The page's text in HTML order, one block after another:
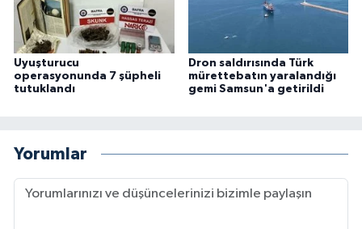
Uyuşturucu
operasyonunda 7 şüpheli
tutuklandı
Dron saldırısında Türk
mürettebatın yaralandığı
gemi Samsun'a getirildi
Yorumlar